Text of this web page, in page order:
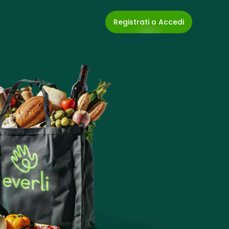
Registrati o Accedi